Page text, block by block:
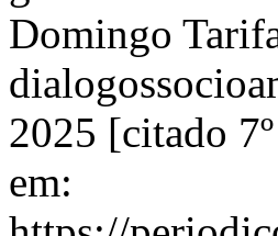
Domingo
2025 [citado
em: